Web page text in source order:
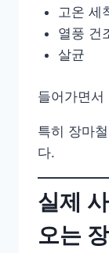
고온 세
열풍 건
살균
들어가면서
특히 장마
다.
실제
오는